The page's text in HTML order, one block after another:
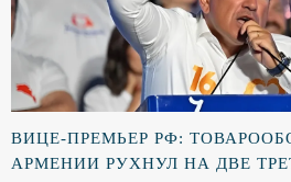
ВИЦЕ-ПРЕМЬЕР РФ:
АРМЕНИИ РУХНУЛ НА ДВЕ